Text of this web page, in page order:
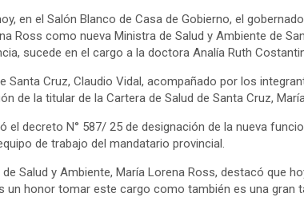
en el Salón Blanco de Casa de Gobierno, el
Ross como nueva Ministra de Salud y Ambiente de
sucede en el cargo a la doctora Analía Ruth
Santa Cruz, Claudio Vidal, acompañado por los
de la titular de la Cartera de Salud de Santa Cruz,
el decreto N° 587/ 25 de designación de la nueva
de trabajo del mandatario provincial.
Salud y Ambiente, María Lorena Ross, destacó que
un honor tomar este cargo como también es una gran